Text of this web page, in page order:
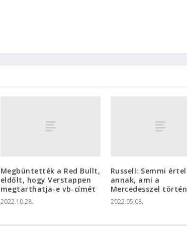
Megbüntették a Red Bullt,
eldőlt, hogy Verstappen
megtarthatja-e vb-címét
2022.10.28.
Russell: Semmi
annak, ami a
Mercedesszel
2022.05.08.